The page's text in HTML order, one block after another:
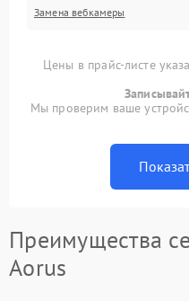
Замена вебкамеры
Цены в прайс-листе
Мы проверим ваше
Преимущества
Aorus